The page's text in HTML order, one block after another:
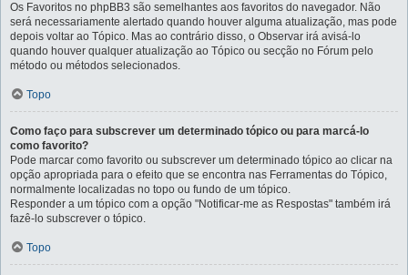
Os Favoritos no phpBB3 são semelhantes aos favoritos do navegador. Não
será necessariamente alertado quando houver alguma atualização, mas pode
depois voltar ao Tópico. Mas ao contrário disso, o Observar irá avisá-lo
quando houver qualquer atualização ao Tópico ou secção no Fórum pelo
método ou métodos selecionados.
Topo
Como faço para subscrever um determinado tópico ou para marcá-lo
como favorito?
Pode marcar como favorito ou subscrever um determinado tópico ao clicar na
opção apropriada para o efeito que se encontra nas Ferramentas do Tópico,
normalmente localizadas no topo ou fundo de um tópico.
Responder a um tópico com a opção "Notificar-me as Respostas" também irá
fazê-lo subscrever o tópico.
Topo